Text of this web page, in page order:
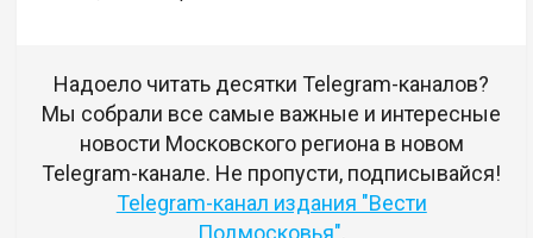
Надоело читать десятки Telegram-каналов?
Мы собрали все самые важные и интересные
новости Московского региона в новом
Telegram-канале. Не пропусти, подписывайся!
Telegram-канал издания "Вести
Подмосковья".